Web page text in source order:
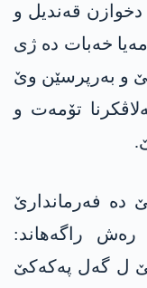
دخوازن قەندیل و
خەبات دە ژی
و بەرپرسێن وێ
تۆمەت و
دە فەرماندارێ
راگەھاند:
ل گەل پەکەکێ